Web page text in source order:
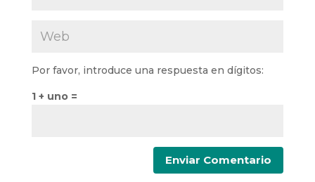
Por favor, introduce una respuesta en dígitos:
1 + uno =